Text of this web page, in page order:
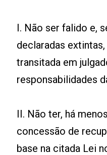
I. Não ser falido e,
declaradas
transitada em
responsabilidades
II. Não ter, há
concessão de
base na citada Lei